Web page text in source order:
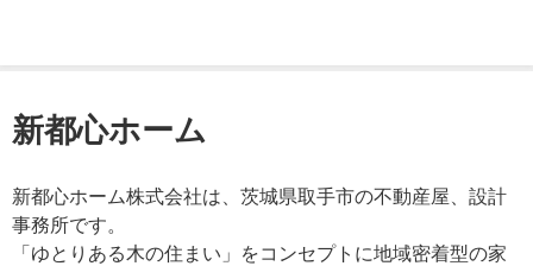
新都心ホーム
新都心ホーム株式会社は、茨城県取手市の不動産屋、設計
事務所です。
「ゆとりある木の住まい」をコンセプトに地域密着型の家